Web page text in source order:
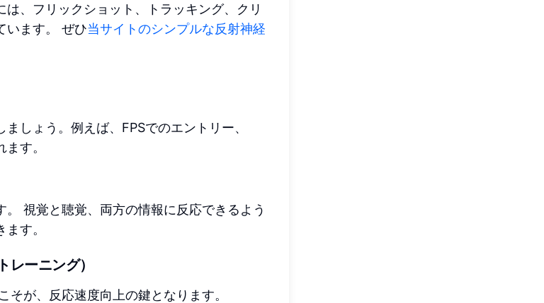
、フリックショット、トラッキング、クリ
います。 ぜひ当サイトのシンプルな反射神経
しょう。例えば、FPSでのエントリー、
す。
視覚と聴覚、両方の情報に反応できるよう
す。
ーニング）
が、反応速度向上の鍵となります。